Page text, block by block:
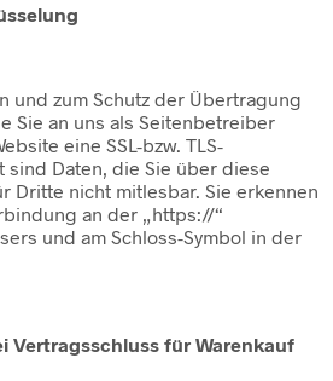
und zum Schutz der Übertragung
Sie an uns als Seitenbetreiber
eine SSL-bzw. TLS-
sind Daten, die Sie über diese
Dritte nicht mitlesbar. Sie erkennen
an der „https://“
und am Schloss-Symbol in der
Vertragsschluss für Warenkauf